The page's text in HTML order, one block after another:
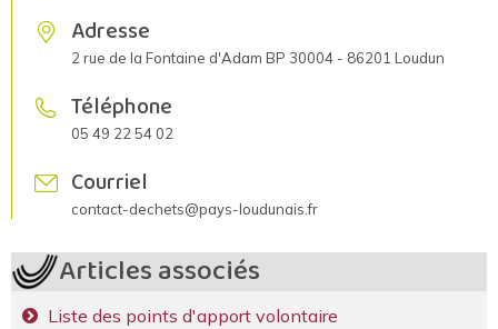
Adresse
2 rue de la Fontaine d'Adam BP 30004 - 86201 Loudun
Téléphone
05 49 22 54 02
Courriel
contact-dechets@pays-loudunais.fr
Articles associés
Liste des points d'apport volontaire